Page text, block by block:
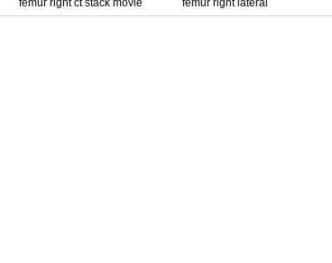
femur right ct stack movie
femur right lateral